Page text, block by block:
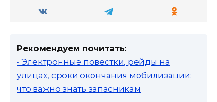
Рекомендуем почитать:
• Электронные повестки, рейды на
улицах, сроки окончания мобилизации:
что важно знать запасникам